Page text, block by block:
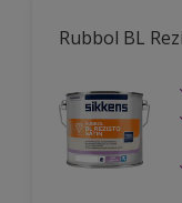
Rubbol BL